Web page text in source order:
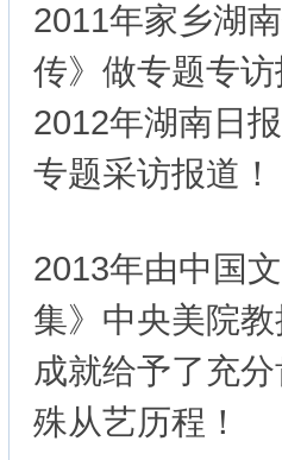
2011年家乡湖
传》做专题专访
2012年湖南日
专题采访报道！
2013年由中国
集》中央美院
成就给予了充
殊从艺历程！